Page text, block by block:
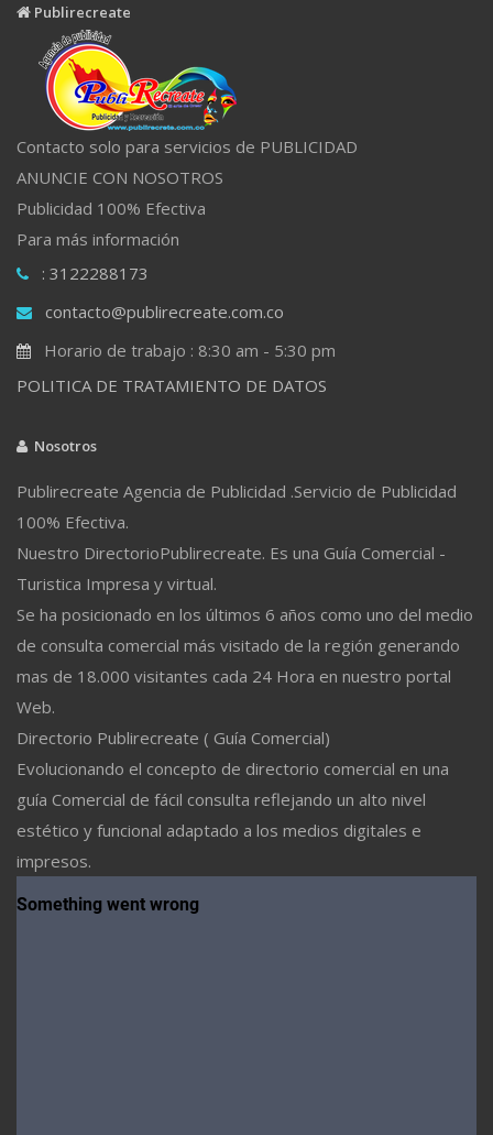
Publirecreate
Contacto solo para servicios de PUBLICIDAD
ANUNCIE CON NOSOTROS
Publicidad 100% Efectiva
Para más información
: 3122288173
contacto@publirecreate.com.co
Horario de trabajo : 8:30 am - 5:30 pm
POLITICA DE TRATAMIENTO DE DATOS
Nosotros
Publirecreate Agencia de Publicidad .Servicio de Publicidad
100% Efectiva.
Nuestro DirectorioPublirecreate. Es una Guía Comercial -
Turistica Impresa y virtual.
Se ha posicionado en los últimos 6 años como uno del medio
de consulta comercial más visitado de la región generando
mas de 18.000 visitantes cada 24 Hora en nuestro portal
Web.
Directorio Publirecreate ( Guía Comercial)
Evolucionando el concepto de directorio comercial en una
guía Comercial de fácil consulta reflejando un alto nivel
estético y funcional adaptado a los medios digitales e
impresos.